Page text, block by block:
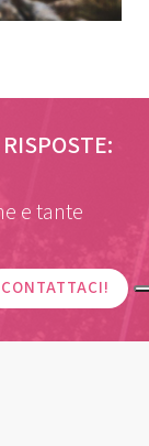
e tante
CONTATTACI!